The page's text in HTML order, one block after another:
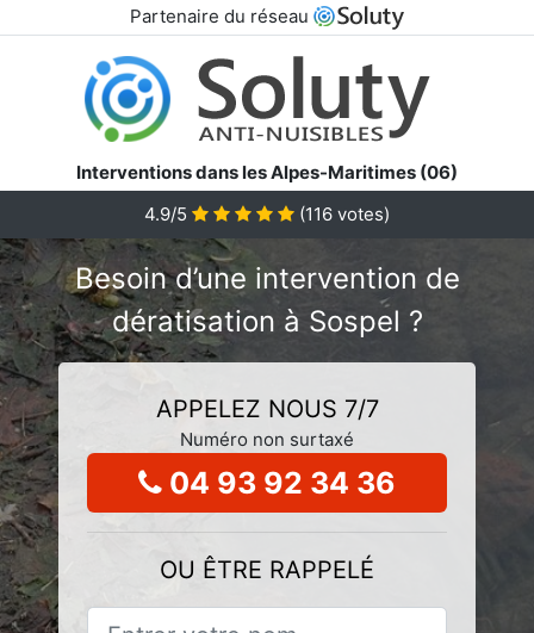
Partenaire du réseau
Interventions dans les Alpes-Maritimes (06)
4.9/5
(116 votes)
Besoin d’une intervention de
dératisation à Sospel ?
APPELEZ NOUS 7/7
Numéro non surtaxé
04 93 92 34 36
OU ÊTRE RAPPELÉ